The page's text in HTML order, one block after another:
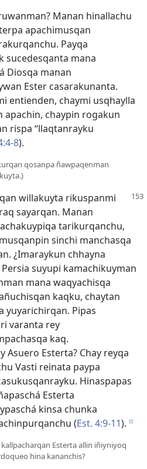
Manan hinallachu
apachimusqan
Payqa
sucedesqanta mana
Diosqa manan
Ester casarakunanta.
entienden, chaymi usqhaylla
apachin, chaypin rogakun
rispa “llaqtanrayku
8).
qosanpa ñawpaqenman
willakuyta rikuspanmi
sayarqan. Manan
tarikurqanchu,
sinchi manchasqa
¿Imaraykun chhayna
suyupi kamachikuyman
mana waqyachisqa
kaqku, chaytan
yuyarichirqan. Pipas
varanta rey
kaq.
Asuero Esterta? Chay reyqa
Vasti reinata paypa
Hinaspapas
Esterta
kinsa chunka
(Est. 4:9-11). e
Esterta allin iñiyniyoq
hina kananchis?